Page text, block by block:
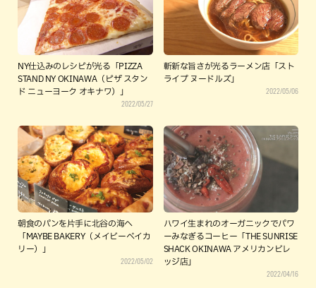
NY仕込みのレシピが光る「PIZZA
STAND NY OKINAWA（ピザ スタン
ド ニューヨーク オキナワ）」
2022/05/27
斬新な旨さが光るラーメン店「スト
ライプ ヌードルズ」
2022/05/06
朝食のパンを片手に北谷の海へ
「MAYBE BAKERY（メイビーベイカ
リー）」
2022/05/02
ハワイ生まれのオーガニックでパワ
ーみなぎるコーヒー「THE SUNRISE
SHACK OKINAWA アメリカンビレ
ッジ店」
2022/04/16